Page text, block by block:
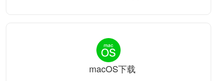
macOS下载